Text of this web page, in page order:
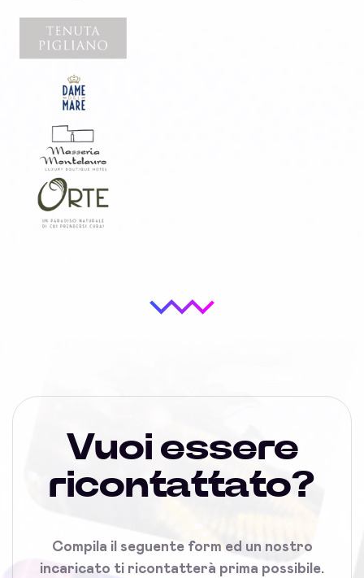
Vuoi essere
ricontattato?
Compila il seguente form ed un nostro
incaricato ti ricontatterà prima possibile.